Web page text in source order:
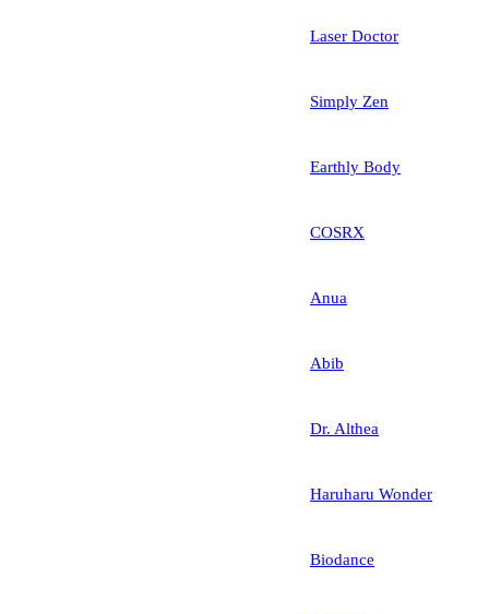
Laser Doctor
Simply Zen
Earthly Body
COSRX
Anua
Abib
Dr. Althea
Haruharu Wonder
Biodance